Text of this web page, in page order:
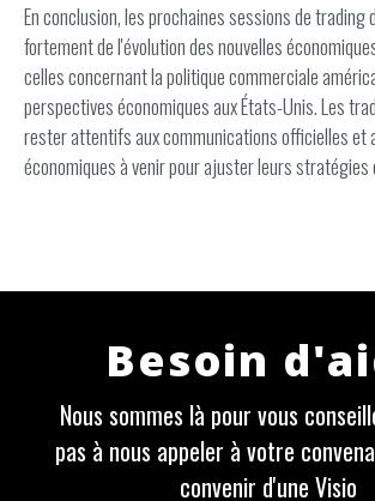
En conclusion, les prochaines sessions de trading
fortement de l'évolution des nouvelles
celles concernant la politique commerciale
perspectives économiques aux États-Unis. Les
rester attentifs aux communications officielles et
économiques à venir pour ajuster leurs stratégies
Besoin
Nous sommes là pour vous
pas à nous appeler à votre
convenir d'une Visio